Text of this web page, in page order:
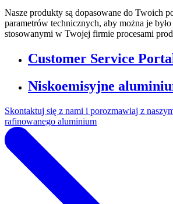
Nasze produkty są dopasowane do Twoich
parametrów technicznych, aby można je
stosowanymi w Twojej firmie procesami
Customer Service
Niskoemisyjne
Skontaktuj się z nami i porozmawiaj z
rafinowanego aluminium